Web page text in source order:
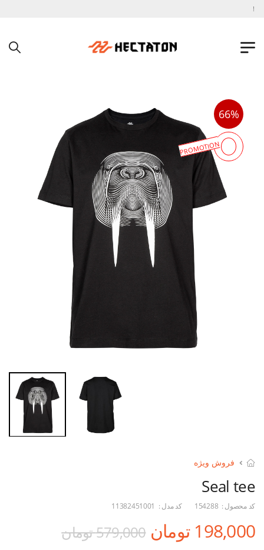
66%
PROMOTION
فروش ویژه
Seal tee
کد محصول : 154288 کد مدل : 11382451001
198,000 تومان 579,000 تومان